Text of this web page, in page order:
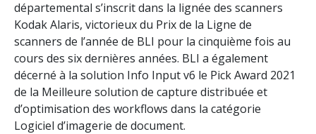
départemental s’inscrit dans la lignée des scanners
Kodak Alaris, victorieux du Prix de la Ligne de
scanners de l’année de BLI pour la cinquième fois au
cours des six dernières années. BLI a également
décerné à la solution Info Input v6 le Pick Award 2021
de la Meilleure solution de capture distribuée et
d’optimisation des workflows dans la catégorie
Logiciel d’imagerie de document.